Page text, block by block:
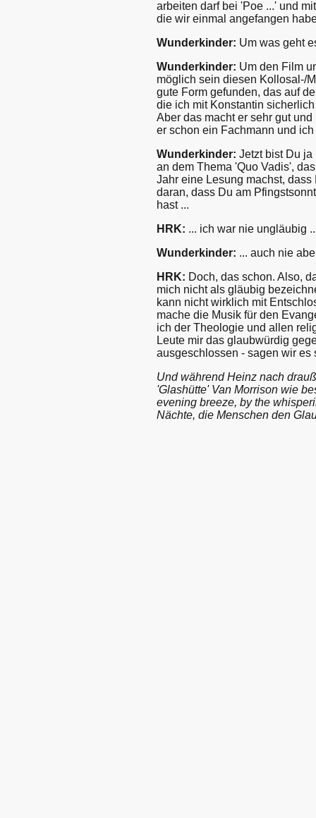
arbeiten darf bei 'Poe ...' und
die wir einmal angefangen
Wunderkinder: Um was geht
Wunderkinder: Um den Film
möglich sein diesen Kollosal-/
gute Form gefunden, das auf
die ich mit Konstantin
Aber das macht er sehr gut
er schon ein Fachmann und
Wunderkinder: Jetzt bist Du
an dem Thema 'Quo Vadis',
Jahr eine Lesung machst,
daran, dass Du am
hast ...
HRK: ... ich war nie ungläubig
Wunderkinder: ... auch nie
HRK: Doch, das schon. Also,
mich nicht als gläubig
kann nicht wirklich mit
mache die Musik für den
ich der Theologie und allen
Leute mir das glaubwürdig
ausgeschlossen - sagen wir es
Und während Heinz nach
'Glashütte' Van Morrison wie
evening breeze, by the
Nächte, die Menschen den